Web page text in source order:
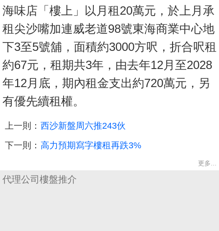
海味店「樓上」以月租20萬元，於上月承
租尖沙嘴加連威老道98號東海商業中心地
下3至5號舖，面積約3000方呎，折合呎租
約67元，租期共3年，由去年12月至2028
年12月底，期內租金支出約720萬元，另
有優先續租權。
上一則： 西沙新盤周六推243伙
下一則： 高力預期寫字樓租再跌3%
更多...
代理公司樓盤推介